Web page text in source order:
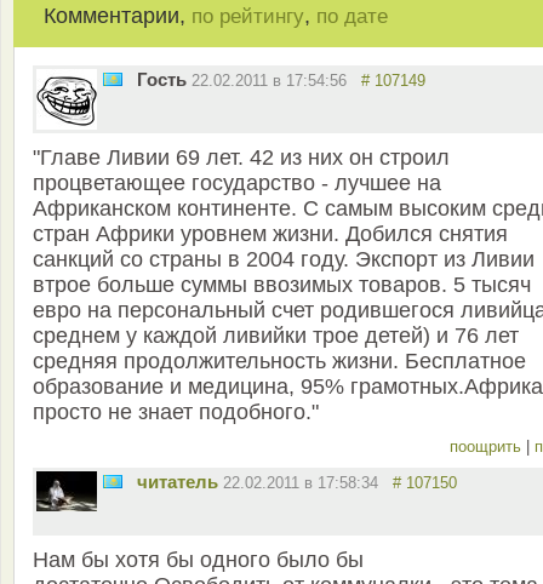
Комментарии, по рейтингу, по дате
Гость 22.02.2011 в 17:54:56 # 107149
"Главе Ливии 69 лет. 42 из них он строил
процветающее государство - лучшее на
Африканском континенте. С самым высоким
стран Африки уровнем жизни. Добился снятия
санкций со страны в 2004 году. Экспорт из Ливии
втрое больше суммы ввозимых товаров. 5 тысяч
евро на персональный счет родившегося
среднем у каждой ливийки трое детей) и 76 лет
средняя продолжительность жизни. Бесплатное
образование и медицина, 95% грамотных.Африка
просто не знает подобного."
поощрить
читатель 22.02.2011 в 17:58:34 # 107150
Нам бы хотя бы одного было бы